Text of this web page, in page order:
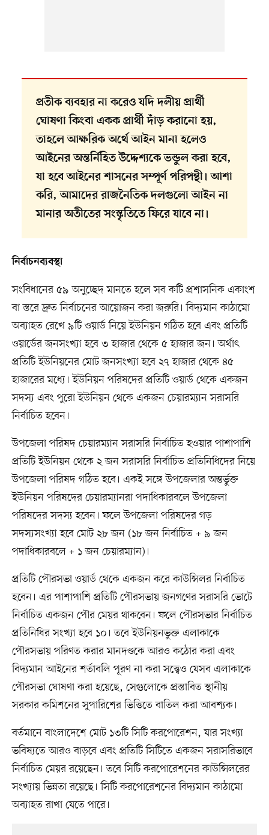
প্রতীক ব্যবহার না করেও যদি দলীয় প্রার্থী
ঘোষণা কিংবা একক প্রার্থী দাঁড় করানো হয়,
তাহলে আক্ষরিক অর্থে আইন মানা হলেও
আইনের অন্তর্নিহিত উদ্দেশ্যকে ভন্ডুল করা হবে,
যা হবে আইনের শাসনের সম্পূর্ণ পরিপন্থী। আশা
করি, আমাদের রাজনৈতিক দলগুলো আইন না
মানার অতীতের সংস্কৃতিতে ফিরে যাবে না।
নির্বাচনব্যবস্থা
সংবিধানের ৫৯ অনুচ্ছেদ মানতে হলে সব কটি প্রশাসনিক একাংশ
বা স্তরে দ্রুত নির্বাচনের আয়োজন করা জরুরি। বিদ্যমান কাঠামো
অব্যাহত রেখে ৯টি ওয়ার্ড নিয়ে ইউনিয়ন গঠিত হবে এবং প্রতিটি
ওয়ার্ডের জনসংখ্যা হবে ৩ হাজার থেকে ৫ হাজার জন। অর্থাৎ
প্রতিটি ইউনিয়নের মোট জনসংখ্যা হবে ২৭ হাজার থেকে ৪৫
হাজারের মধ্যে। ইউনিয়ন পরিষদের প্রতিটি ওয়ার্ড থেকে একজন
সদস্য এবং পুরো ইউনিয়ন থেকে একজন চেয়ারম্যান সরাসরি
নির্বাচিত হবেন।
উপজেলা পরিষদ চেয়ারম্যান সরাসরি নির্বাচিত হওয়ার পাশাপাশি
প্রতিটি ইউনিয়ন থেকে ২ জন সরাসরি নির্বাচিত প্রতিনিধিদের নিয়ে
উপজেলা পরিষদ গঠিত হবে। একই সঙ্গে উপজেলার অন্তর্ভুক্ত
ইউনিয়ন পরিষদের চেয়ারম্যানরা পদাধিকারবলে উপজেলা
পরিষদের সদস্য হবেন। ফলে উপজেলা পরিষদের গড়
সদস্যসংখ্যা হবে মোট ২৮ জন (১৮ জন নির্বাচিত + ৯ জন
পদাধিকারবলে + ১ জন চেয়ারম্যান)।
প্রতিটি পৌরসভা ওয়ার্ড থেকে একজন করে কাউন্সিলর নির্বাচিত
হবেন। এর পাশাপাশি প্রতিটি পৌরসভায় জনগণের সরাসরি ভোটে
নির্বাচিত একজন পৌর মেয়র থাকবেন। ফলে পৌরসভার নির্বাচিত
প্রতিনিধির সংখ্যা হবে ১০। তবে ইউনিয়নভুক্ত এলাকাকে
পৌরসভায় পরিণত করার মানদণ্ডকে আরও কঠোর করা এবং
বিদ্যমান আইনের শর্তাবলি পূরণ না করা সত্ত্বেও যেসব এলাকাকে
পৌরসভা ঘোষণা করা হয়েছে, সেগুলোকে প্রস্তাবিত স্থানীয়
সরকার কমিশনের সুপারিশের ভিত্তিতে বাতিল করা আবশ্যক।
বর্তমানে বাংলাদেশে মোট ১৩টি সিটি করপোরেশন, যার সংখ্যা
ভবিষ্যতে আরও বাড়বে এবং প্রতিটি সিটিতে একজন সরাসরিভাবে
নির্বাচিত মেয়র রয়েছেন। তবে সিটি করপোরেশনের কাউন্সিলরের
সংখ্যায় ভিন্নতা রয়েছে। সিটি করপোরেশনের বিদ্যমান কাঠামো
অব্যাহত রাখা যেতে পারে।